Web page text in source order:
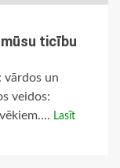
ticību
vārdos un
veidos:
Lasīt